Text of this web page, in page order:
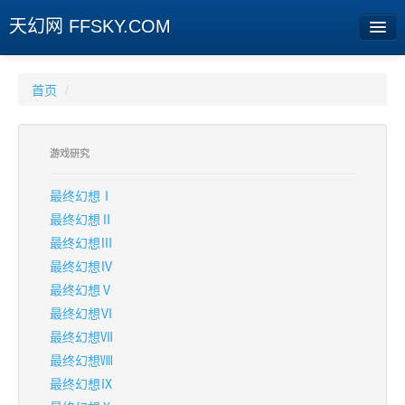
天幻网 FFSKY.COM
资讯
旧版临时
首页 /
游戏研究
最终幻想Ⅰ
最终幻想Ⅱ
最终幻想Ⅲ
最终幻想Ⅳ
最终幻想Ⅴ
最终幻想Ⅵ
最终幻想Ⅶ
最终幻想Ⅷ
最终幻想Ⅸ